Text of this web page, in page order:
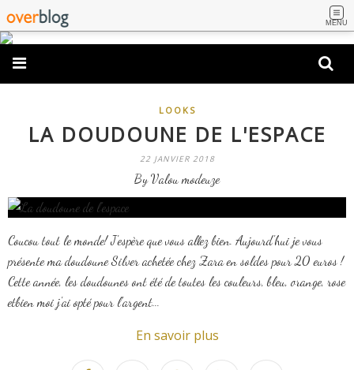
MENU
LOOKS
LA DOUDOUNE DE L'ESPACE
22 JANVIER 2018
By Valou modeuze
Coucou tout le monde! J'espère que vous allez bien. Aujourd'hui je vous
présente ma doudoune Silver achetée chez Zara en soldes pour 20 euros !
Cette année, les doudounes ont été de toutes les couleurs, bleu, orange, rose
etbien moi j'ai opté pour l'argent...
En savoir plus